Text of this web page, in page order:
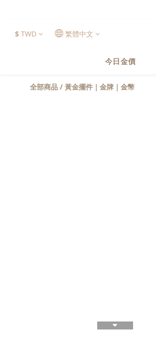
$ TWD 繁體中文
今日金價
全部商品 / 黃金擺件｜金牌｜金幣